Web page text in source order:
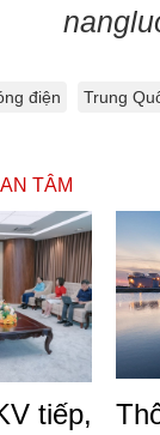
điện Trung
TÂM
tiếp,